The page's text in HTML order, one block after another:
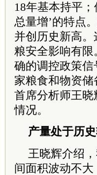
18年基本持平
总量增’的特点
并创历史新高
粮安全影响有
确的调控政策信
家粮食和物资
首席分析师王
情况。
产量处于历
王晓辉介绍
间面积波动不